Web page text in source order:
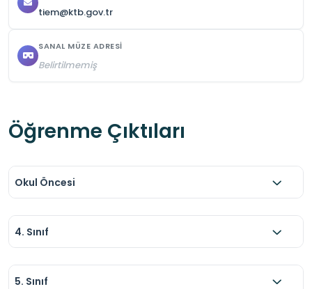
tiem@ktb.gov.tr
SANAL MÜZE ADRESI
Belirtilmemiş
Öğrenme Çıktıları
Okul Öncesi
4. Sınıf
5. Sınıf